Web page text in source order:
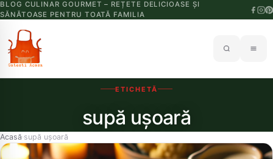
BLOG CULINAR GOURMET – REȚETE DELICIOASE ȘI
SĂNĂTOASE PENTRU TOATĂ FAMILIA
ETICHETĂ
supă ușoară
Acasă›supă ușoară